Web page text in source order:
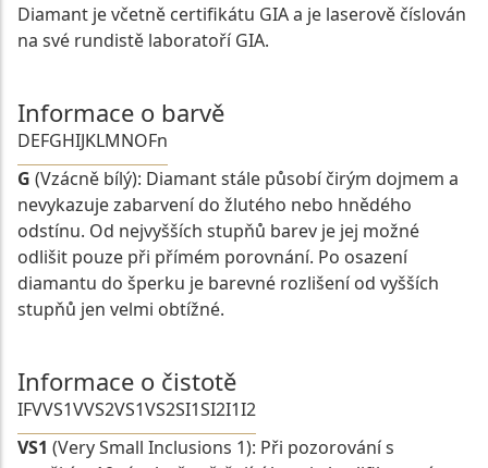
Diamant je včetně certifikátu GIA a je laserově číslován
na své rundistě laboratoří GIA.
Informace o barvě
DEFGHIJKLMNOFn
G (Vzácně bílý): Diamant stále působí čirým dojmem a
nevykazuje zabarvení do žlutého nebo hnědého
odstínu. Od nejvyšších stupňů barev je jej možné
odlišit pouze při přímém porovnání. Po osazení
diamantu do šperku je barevné rozlišení od vyšších
stupňů jen velmi obtížné.
Informace o čistotě
IFVVS1VVS2VS1VS2SI1SI2I1I2
VS1 (Very Small Inclusions 1): Při pozorování s